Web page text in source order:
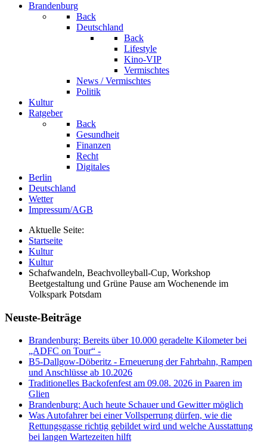
Brandenburg
Back
Deutschland
Back
Lifestyle
Kino-VIP
Vermischtes
News / Vermischtes
Politik
Kultur
Ratgeber
Back
Gesundheit
Finanzen
Recht
Digitales
Berlin
Deutschland
Wetter
Impressum/AGB
Aktuelle Seite:
Startseite
Kultur
Kultur
Schafwandeln, Beachvolleyball-Cup, Workshop
Beetgestaltung und Grüne Pause am Wochenende im
Volkspark Potsdam
Neuste-Beiträge
Brandenburg: Bereits über 10.000 geradelte Kilometer bei
„ADFC on Tour“ -
B5-Dallgow-Döberitz - Erneuerung der Fahrbahn, Rampen
und Anschlüsse ab 10.2026
Traditionelles Backofenfest am 09.08. 2026 in Paaren im
Glien
Brandenburg: Auch heute Schauer und Gewitter möglich
Was Autofahrer bei einer Vollsperrung dürfen, wie die
Rettungsgasse richtig gebildet wird und welche Ausstattung
bei langen Wartezeiten hilft